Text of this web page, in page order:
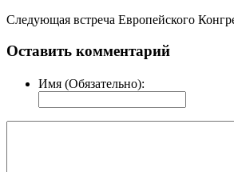
Следующая встреча Европейского
Оставить комментарий
Имя (Обязательно):